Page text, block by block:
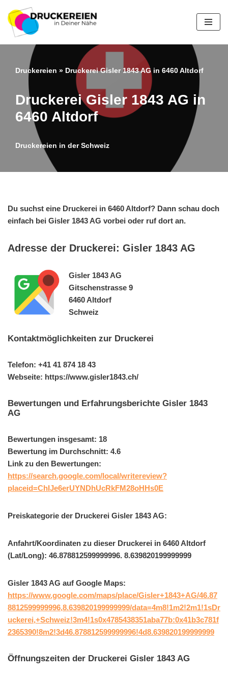
Zum
Inhalt
springen
Druckereien » Druckerei Gisler 1843 AG in 6460 Altdorf
Druckerei Gisler 1843 AG in
6460 Altdorf
Druckereien in der Schweiz
Du suchst eine Druckerei in 6460 Altdorf? Dann schau doch
einfach bei Gisler 1843 AG vorbei oder ruf dort an.
Adresse der Druckerei: Gisler 1843 AG
Gisler 1843 AG
Gitschenstrasse 9
6460 Altdorf
Schweiz
Kontaktmöglichkeiten zur Druckerei
Telefon: +41 41 874 18 43
Webseite: https://www.gisler1843.ch/
Bewertungen und Erfahrungsberichte Gisler 1843
AG
Bewertungen insgesamt: 18
Bewertung im Durchschnitt: 4.6
Link zu den Bewertungen:
https://search.google.com/local/writereview?
placeid=ChIJe6erUYNDhUcRkFM28oHHs0E
Preiskategorie der Druckerei Gisler 1843 AG:
Anfahrt/Koordinaten zu dieser Druckerei in 6460 Altdorf
(Lat/Long): 46.878812599999996. 8.639820199999999
Gisler 1843 AG auf Google Maps:
https://www.google.com/maps/place/Gisler+1843+AG/46.87
8812599999996,8.639820199999999/data=4m8!1m2!2m1!1sDr
uckerei,+Schweiz!3m4!1s0x4785438351aba77b:0x41b3c781f
2365390!8m2!3d46.878812599999996!4d8.639820199999999
Öffnungszeiten der Druckerei Gisler 1843 AG